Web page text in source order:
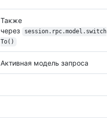
Также
через
session.rpc.model.switch
To()
Активная модель запроса